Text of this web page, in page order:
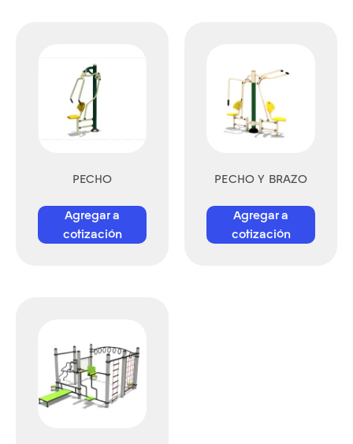
PECHO
Agregar a
cotización
PECHO Y BRAZO
Agregar a
cotización